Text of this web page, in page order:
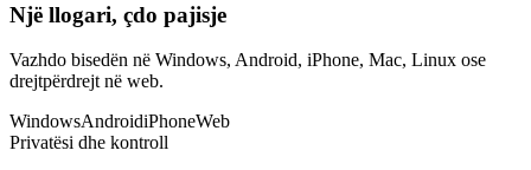
Një llogari, çdo pajisje
Vazhdo bisedën në Windows, Android, iPhone, Mac, Linux ose
drejtpërdrejt në web.
WindowsAndroidiPhoneWeb
Privatësi dhe kontroll